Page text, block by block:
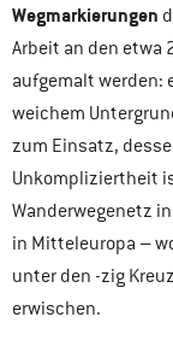
Wegmarkierungen
Arbeit an den etwa
aufgemalt werden:
weichem
zum Einsatz,
Unkompliziertheit
Wanderwegenetz
in Mitteleuropa –
unter den -zig
erwischen.